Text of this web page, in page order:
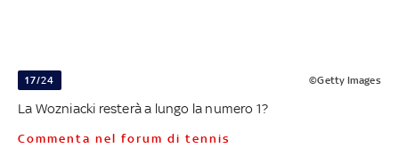
17/24 ©Getty Images
La Wozniacki resterà a lungo la numero 1?
Commenta nel forum di tennis